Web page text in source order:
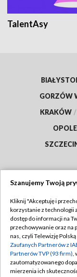
TalentAsy
GORZÓW
KRAKÓW /
OPOLE
Abonament TVP
Emisja w TVP
Centrum
Naziemna
Szanujemy Twoją
Kliknij "Akceptuję i
korzystanie z technologii
dostęp do informacji na
przechowywanie oraz na
nas, czyli Telewizję
Zaufanych Partnerów z
Partnerów TVP (93 firm),
zautomatyzowanego
mierzenia ich